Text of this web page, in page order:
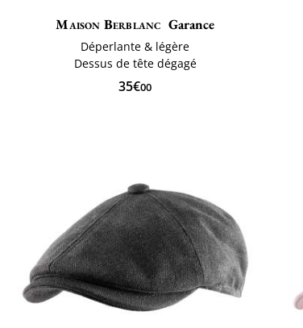
Maison Berblanc Garance
Déperlante & légère
Dessus de tête dégagé
35€00